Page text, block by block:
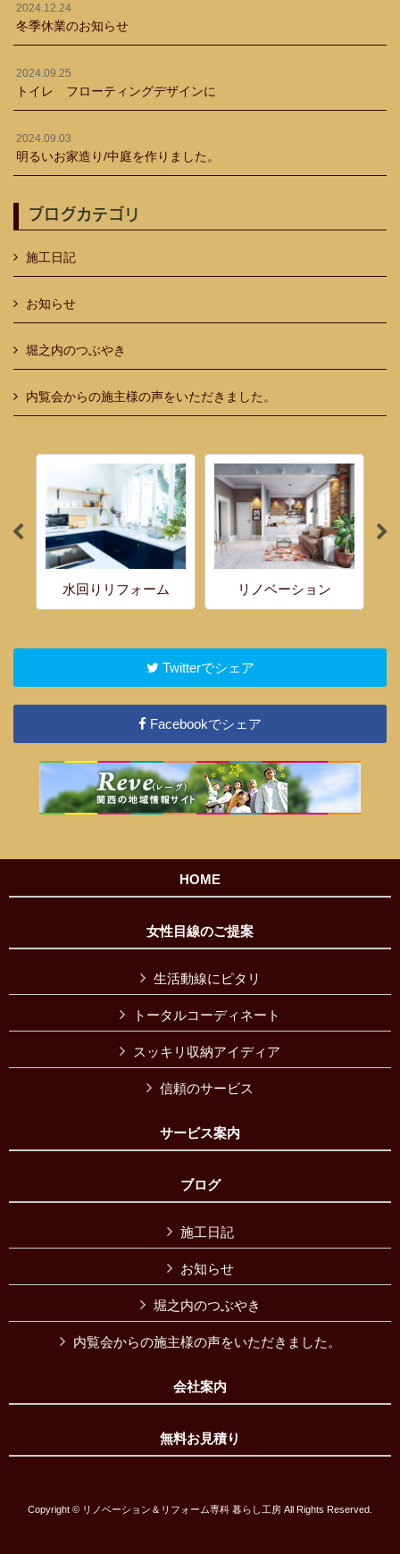
2024.12.24
冬季休業のお知らせ
2024.09.25
トイレ フローティングデザインに
2024.09.03
明るいお家造り/中庭を作りました。
ブログカテゴリ
施工日記
お知らせ
堀之内のつぶやき
内覧会からの施主様の声をいただきました。
水回りリフォーム リノベーション
Twitterでシェア
Facebookでシェア
HOME
女性目線のご提案
生活動線にピタリ
トータルコーディネート
スッキリ収納アイディア
信頼のサービス
サービス案内
ブログ
施工日記
お知らせ
堀之内のつぶやき
内覧会からの施主様の声をいただきました。
会社案内
無料お見積り
Copyright © リノベーション＆リフォーム専科 暮らし工房 All Rights Reserved.